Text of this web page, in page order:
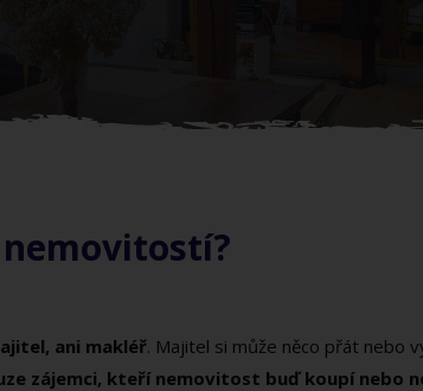
ani makléř. Majitel si může něco přát nebo
zájemci, kteří nemovitost buď koupí nebo